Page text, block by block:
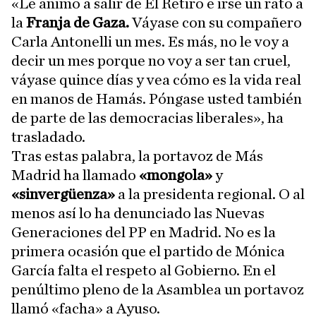
«Le animo a salir de El Retiro e irse un rato a
la Franja de Gaza.Váyase con su compañero
Carla Antonelli un mes. Es más, no le voy a
decir un mes porque no voy a ser tan cruel,
váyase quince días y vea cómo es la vida real
en manos de Hamás. Póngase usted también
de parte de las democracias liberales», ha
trasladado.
Tras estas palabra, la portavoz de Más
Madrid ha llamado «mongola»y
«sinvergüenza» a la presidenta regional. O al
menos así lo ha denunciado las Nuevas
Generaciones del PP en Madrid. No es la
primera ocasión que el partido de Mónica
García falta el respeto al Gobierno. En el
penúltimo pleno de la Asamblea un portavoz
llamó «facha» a Ayuso.